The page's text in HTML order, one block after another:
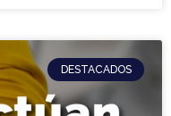
DESTACADOS